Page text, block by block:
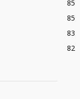
85
85
83
82